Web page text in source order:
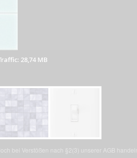
28,74 MB
bei Verstößen nach §2(3) unserer AGB handeln.